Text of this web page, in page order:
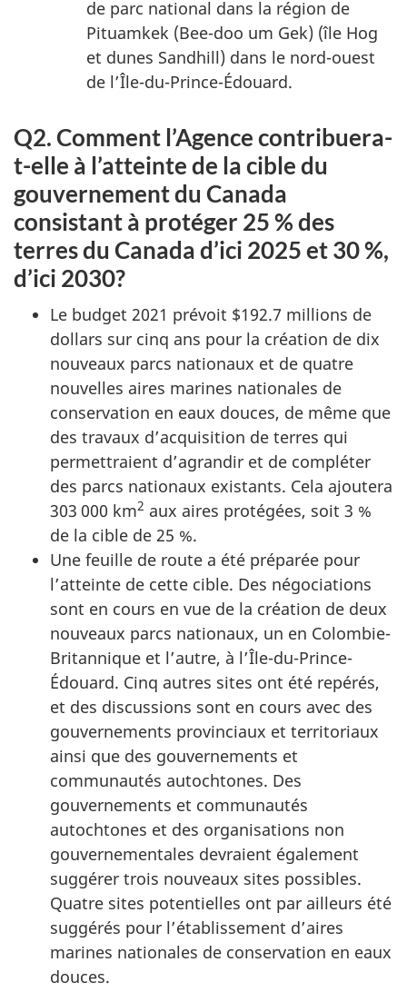
de parc national dans la région de
Pituamkek (Bee-doo um Gek) (île Hog
et dunes Sandhill) dans le nord-ouest
de l’Île-du-Prince-Édouard.
Q2. Comment l’Agence contribuera-
t-elle à l’atteinte de la cible du
gouvernement du Canada
consistant à protéger 25 % des
terres du Canada d’ici 2025 et 30 %,
d’ici 2030?
Le budget 2021 prévoit $192.7 millions de
dollars sur cinq ans pour la création de dix
nouveaux parcs nationaux et de quatre
nouvelles aires marines nationales de
conservation en eaux douces, de même que
des travaux d’acquisition de terres qui
permettraient d’agrandir et de compléter
des parcs nationaux existants. Cela ajoutera
303 000 km2 aux aires protégées, soit 3 %
de la cible de 25 %.
Une feuille de route a été préparée pour
l’atteinte de cette cible. Des négociations
sont en cours en vue de la création de deux
nouveaux parcs nationaux, un en Colombie-
Britannique et l’autre, à l’Île-du-Prince-
Édouard. Cinq autres sites ont été repérés,
et des discussions sont en cours avec des
gouvernements provinciaux et territoriaux
ainsi que des gouvernements et
communautés autochtones. Des
gouvernements et communautés
autochtones et des organisations non
gouvernementales devraient également
suggérer trois nouveaux sites possibles.
Quatre sites potentielles ont par ailleurs été
suggérés pour l’établissement d’aires
marines nationales de conservation en eaux
douces.